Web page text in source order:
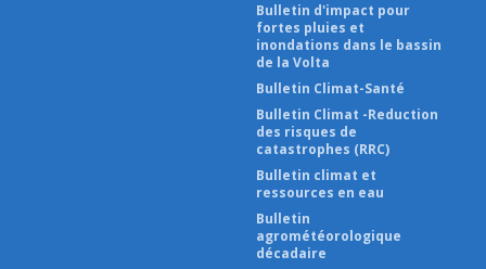
Bulletin d'impact pour
fortes pluies et
inondations dans le bassin
de la Volta
Bulletin Climat-Santé
Bulletin Climat -Reduction
des risques de
catastrophes (RRC)
Bulletin climat et
ressources en eau
Bulletin
agrométéorologique
décadaire